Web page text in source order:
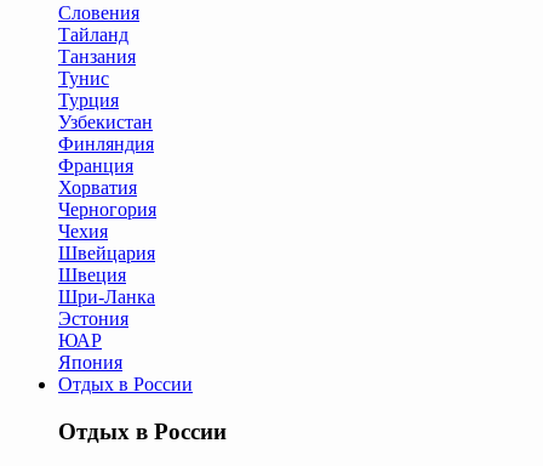
Словения
Тайланд
Танзания
Тунис
Турция
Узбекистан
Финляндия
Франция
Хорватия
Черногория
Чехия
Швейцария
Швеция
Шри-Ланка
Эстония
ЮАР
Япония
Отдых в России
Отдых в России